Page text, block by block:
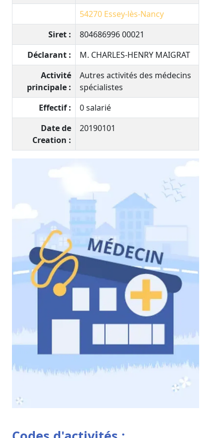
54270 Essey-lès-Nancy
Siret :
804686996 00021
Déclarant :
M. CHARLES-HENRY MAIGRAT
Activité
principale :
Autres activités des médecins
spécialistes
Effectif :
0 salarié
Date de
Creation :
20190101